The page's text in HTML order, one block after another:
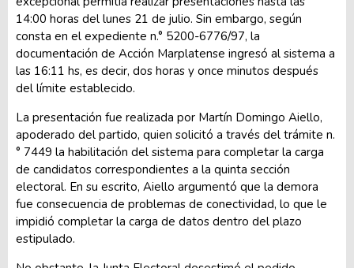
14:00 horas del lunes 21 de julio. Sin embargo, según
consta en el expediente n.° 5200-6776/97, la
documentación de Acción Marplatense ingresó al sistema a
las 16:11 hs, es decir, dos horas y once minutos después
del límite establecido.
La presentación fue realizada por Martín Domingo Aiello,
apoderado del partido, quien solicitó a través del trámite n.
° 7449 la habilitación del sistema para completar la carga
de candidatos correspondientes a la quinta sección
electoral. En su escrito, Aiello argumentó que la demora
fue consecuencia de problemas de conectividad, lo que le
impidió completar la carga de datos dentro del plazo
estipulado.